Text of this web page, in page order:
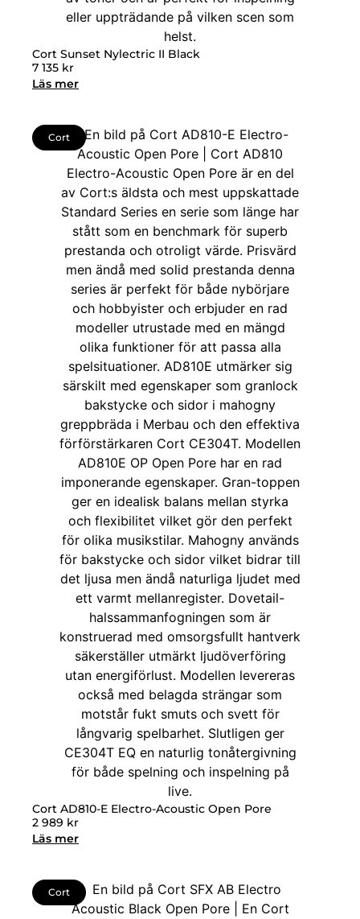
Cort Sunset Nylectric II Black
7 135 kr
Läs mer
Cort
Cort AD810-E Electro-Acoustic Open Pore
2 989 kr
Läs mer
Cort